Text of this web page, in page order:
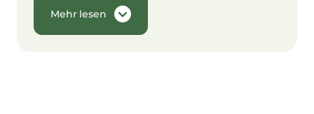
Mehr lesen